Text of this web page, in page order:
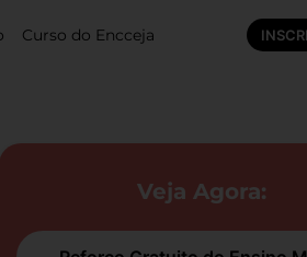
Curso do Encceja
Veja Agora: